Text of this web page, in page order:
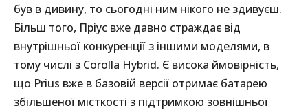
був в дивину, то сьогодні ним нікого не здивуєш.
Більш того, Пріус вже давно страждає від
внутрішньої конкуренції з іншими моделями, в
тому числі з Corolla Hybrid. Є висока ймовірність,
що Prius вже в базовій версії отримає батарею
збільшеної місткості з підтримкою зовнішньої